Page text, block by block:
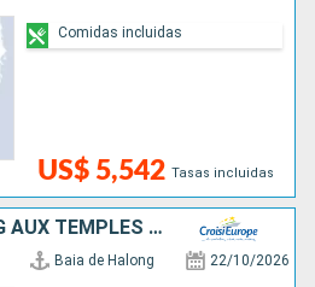
US$ 5,542 Tasas incluidas
Comidas incluidas
DU DELTA DU MÉKONG AUX TEMPLES D'ANGKOR, HANOÏ ET LA BAIE D'ALONG (FORMULE PORT/PORT)
Baia de Halong 22/10/2026